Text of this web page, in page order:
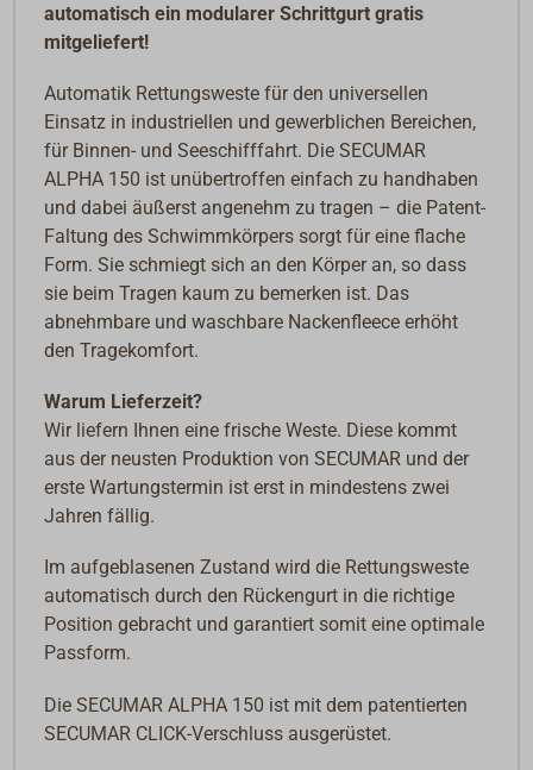
automatisch ein modularer Schrittgurt gratis
mitgeliefert!
Automatik Rettungsweste für den universellen
Einsatz in industriellen und gewerblichen Bereichen,
für Binnen- und Seeschifffahrt. Die SECUMAR
ALPHA 150 ist unübertroffen einfach zu handhaben
und dabei äußerst angenehm zu tragen – die Patent-
Faltung des Schwimmkörpers sorgt für eine flache
Form. Sie schmiegt sich an den Körper an, so dass
sie beim Tragen kaum zu bemerken ist. Das
abnehmbare und waschbare Nackenfleece erhöht
den Tragekomfort.
Warum Lieferzeit?
Wir liefern Ihnen eine frische Weste. Diese kommt
aus der neusten Produktion von SECUMAR und der
erste Wartungstermin ist erst in mindestens zwei
Jahren fällig.
Im aufgeblasenen Zustand wird die Rettungsweste
automatisch durch den Rückengurt in die richtige
Position gebracht und garantiert somit eine optimale
Passform.
Die SECUMAR ALPHA 150 ist mit dem patentierten
SECUMAR CLICK-Verschluss ausgerüstet.